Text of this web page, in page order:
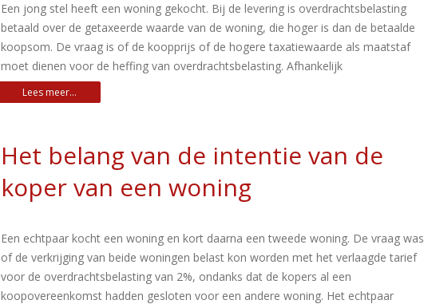
Een jong stel heeft een woning gekocht. Bij de levering is overdrachtsbelasting
betaald over de getaxeerde waarde van de woning, die hoger is dan de betaalde
koopsom. De vraag is of de koopprijs of de hogere taxatiewaarde als maatstaf
moet dienen voor de heffing van overdrachtsbelasting. Afhankelijk
Het belang van de intentie van de
koper van een woning
Een echtpaar kocht een woning en kort daarna een tweede woning. De vraag was
of de verkrijging van beide woningen belast kon worden met het verlaagde tarief
voor de overdrachtsbelasting van 2%, ondanks dat de kopers al een
koopovereenkomst hadden gesloten voor een andere woning. Het echtpaar